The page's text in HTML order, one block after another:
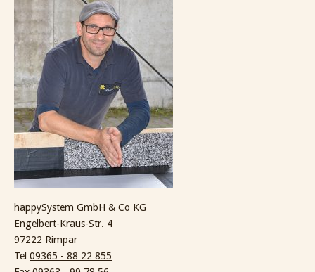
happySystem GmbH & Co KG
Engelbert-Kraus-Str. 4
97222 Rimpar
Tel 09365 - 88 22 855